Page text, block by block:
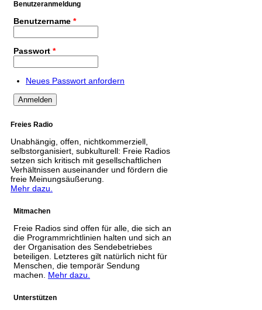
Benutzeranmeldung
Benutzername *
Passwort *
Neues Passwort anfordern
Freies Radio
Unabhängig, offen, nichtkommerziell,
selbstorganisiert, subkulturell: Freie Radios
setzen sich kritisch mit gesellschaftlichen
Verhältnissen auseinander und fördern die
freie Meinungsäußerung.
Mehr dazu.
Mitmachen
Freie Radios sind offen für alle, die sich an
die Programmrichtlinien halten und sich an
der Organisation des Sendebetriebes
beteiligen. Letzteres gilt natürlich nicht für
Menschen, die temporär Sendung
machen. Mehr dazu.
Unterstützen